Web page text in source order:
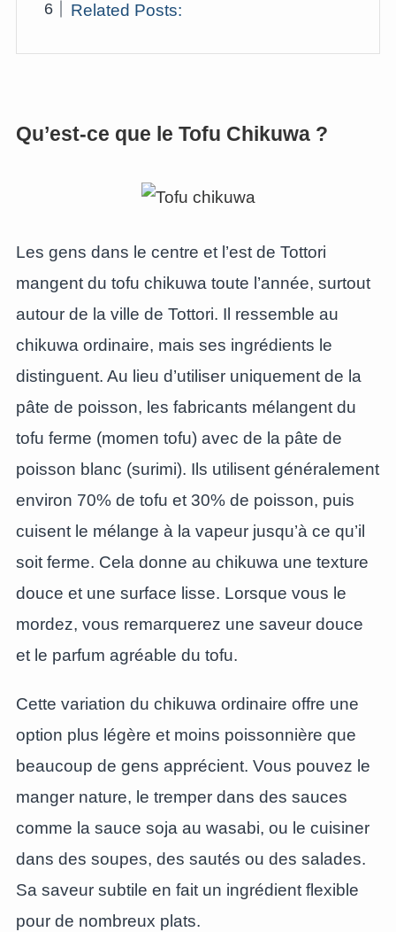
Related Posts:
Qu’est-ce que le Tofu Chikuwa ?
Les gens dans le centre et l’est de Tottori
mangent du tofu chikuwa toute l’année, surtout
autour de la ville de Tottori. Il ressemble au
chikuwa ordinaire, mais ses ingrédients le
distinguent. Au lieu d’utiliser uniquement de la
pâte de poisson, les fabricants mélangent du
tofu ferme (momen tofu) avec de la pâte de
poisson blanc (surimi). Ils utilisent généralement
environ 70% de tofu et 30% de poisson, puis
cuisent le mélange à la vapeur jusqu’à ce qu’il
soit ferme. Cela donne au chikuwa une texture
douce et une surface lisse. Lorsque vous le
mordez, vous remarquerez une saveur douce
et le parfum agréable du tofu.
Cette variation du chikuwa ordinaire offre une
option plus légère et moins poissonnière que
beaucoup de gens apprécient. Vous pouvez le
manger nature, le tremper dans des sauces
comme la sauce soja au wasabi, ou le cuisiner
dans des soupes, des sautés ou des salades.
Sa saveur subtile en fait un ingrédient flexible
pour de nombreux plats.